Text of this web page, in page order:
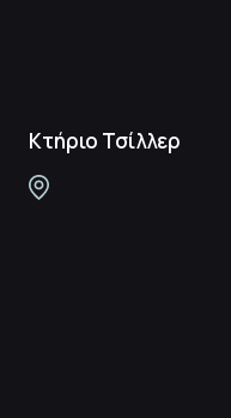
Κτήριο Τσίλλερ